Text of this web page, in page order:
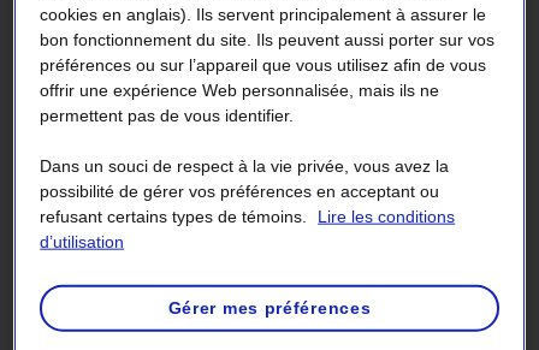
2021 - 3e trimestre
2021 - 2etrimestre
2021 - 1 trimestre
Trié par date
cookies en anglais). Ils servent principalement à assurer le
bon fonctionnement du site. Ils peuvent aussi porter sur vos
préférences ou sur l’appareil que vous utilisez afin de vous
offrir une expérience Web personnalisée, mais ils ne
permettent pas de vous identifier.
Dans un souci de respect à la vie privée, vous avez la
possibilité de gérer vos préférences en acceptant ou
refusant certains types de témoins.
Lire les conditions
d’utilisation
Gérer mes préférences